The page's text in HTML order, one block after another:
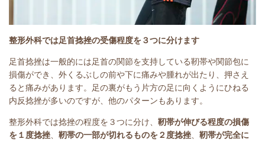
整形外科では足首捻挫の受傷程度を３つに分けます
足首捻挫は一般的には足首の関節を支持している靭帯や関節包に
損傷ができ、外くるぶしの前や下に痛みや腫れが出たり、押さえ
ると痛みがあります。足の裏がもう片方の足に向くようにひねる
内反捻挫が多いのですが、他のパターンもあります。
整形外科では捻挫の程度を３つに分け、 靭帯が伸びる程度の損傷
を１度捻挫
靭帯の一部が切れるものを２度捻挫
靭帯が完全に